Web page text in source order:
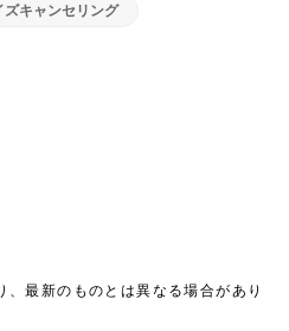
ズキャンセリング
最新のものとは異なる場合があり